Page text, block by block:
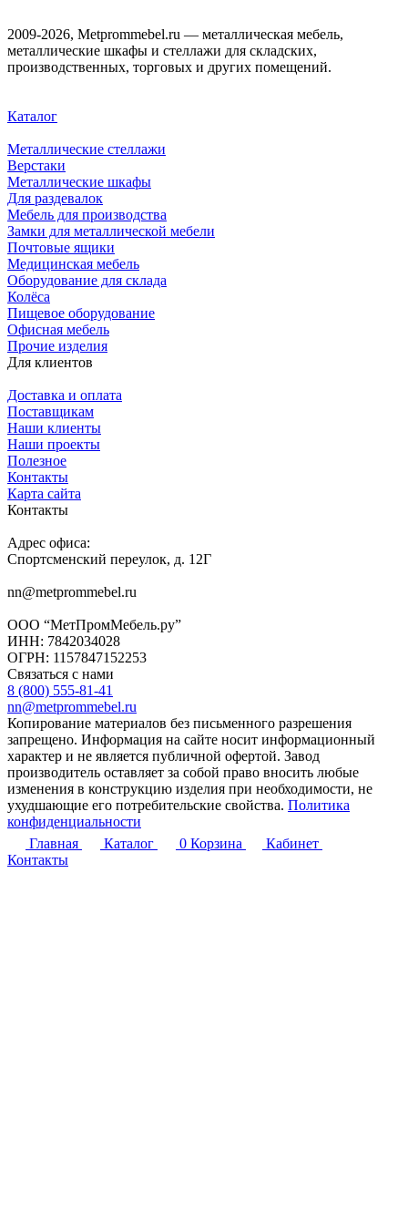
2009-2026, Metprommebel.ru — металлическая мебель,
металлические шкафы и стеллажи для складских,
производственных, торговых и других помещений.
Каталог
Металлические стеллажи
Верстаки
Металлические шкафы
Для раздевалок
Мебель для производства
Замки для металлической мебели
Почтовые ящики
Медицинская мебель
Оборудование для склада
Колёса
Пищевое оборудование
Офисная мебель
Прочие изделия
Для клиентов
Доставка и оплата
Поставщикам
Наши клиенты
Наши проекты
Полезное
Контакты
Карта сайта
Контакты
Адрес офиса:
Спортсменский переулок, д. 12Г
nn@metprommebel.ru
ООО “МетПромМебель.ру”
ИНН: 7842034028
ОГРН: 1157847152253
Связаться с нами
8 (800) 555-81-41
nn@metprommebel.ru
Копирование материалов без письменного разрешения
запрещено. Информация на сайте носит информационный
характер и не является публичной офертой. Завод
производитель оставляет за собой право вносить любые
изменения в конструкцию изделия при необходимости, не
ухудшающие его потребительские свойства. Политика
конфиденциальности
Главная
Каталог 0 Корзина
Кабинет
Контакты